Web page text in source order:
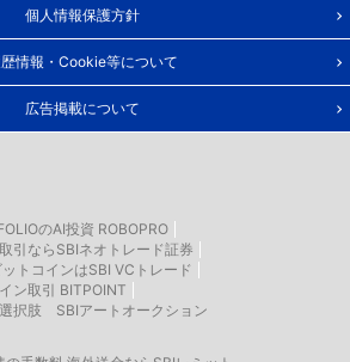
個人情報保護方針
情報・Cookie等について
広告掲載について
のAI投資 ROBOPRO
引ならSBIネオトレード証券
ットコインはSBI VCトレード
ン取引 BITPOINT
択肢 SBIアートオークション